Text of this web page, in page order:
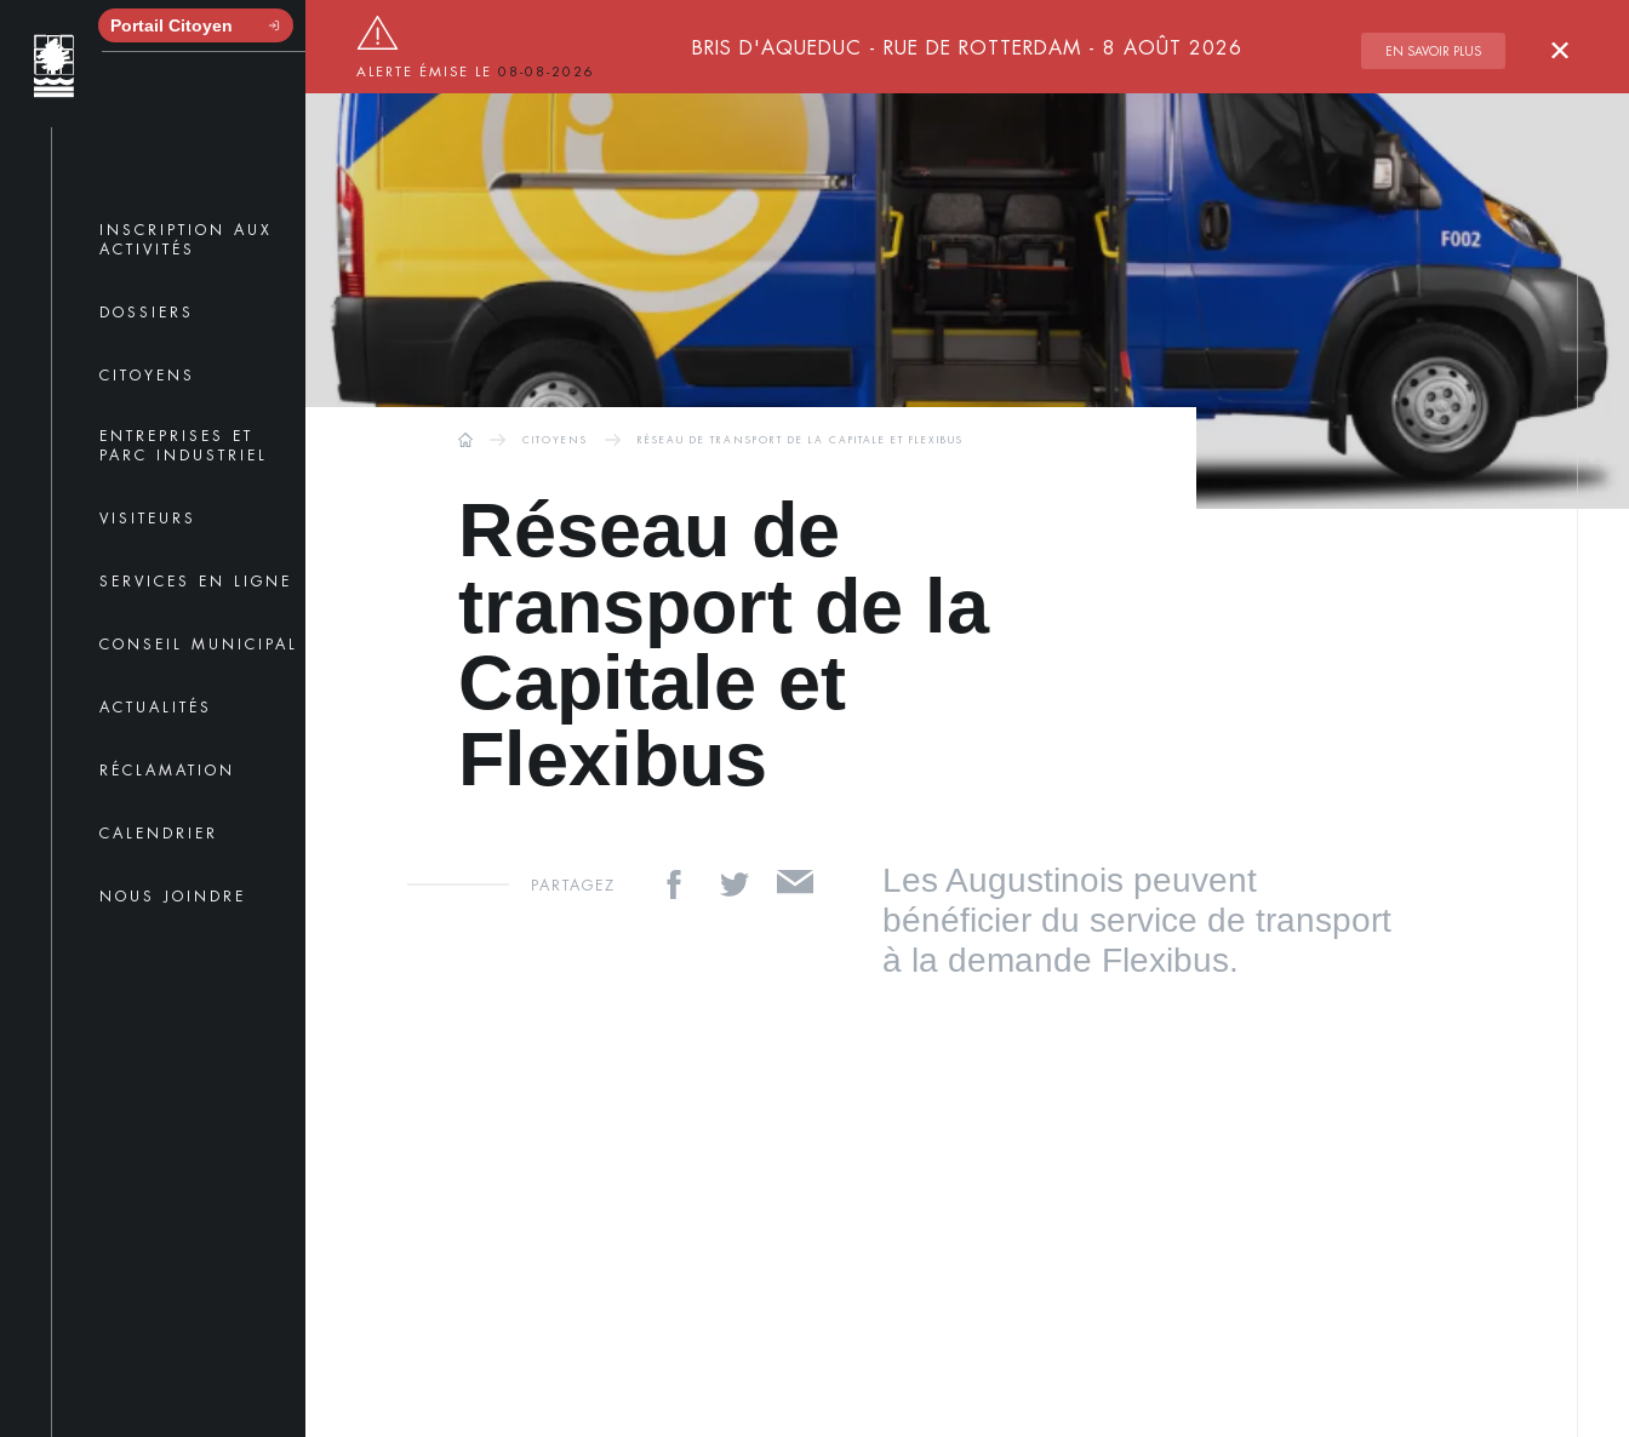
ALERTE ÉMISE LE 08-08-2026
BRIS D'AQUEDUC - RUE DE ROTTERDAM - 8 AOÛT 2026 EN SAVOIR PLUS
Portail Citoyen
INSCRIPTION AUX
ACTIVITÉS
DOSSIERS
CITOYENS
ENTREPRISES ET
PARC INDUSTRIEL
VISITEURS
SERVICES EN LIGNE
CONSEIL MUNICIPAL
ACTUALITÉS
RÉCLAMATION
CALENDRIER
NOUS JOINDRE
CITOYENS RÉSEAU DE TRANSPORT DE LA CAPITALE ET FLEXIBUS
Réseau de
transport de la
Capitale et
Flexibus
PARTAGEZ
Les Augustinois peuvent
bénéficier du service de transport
à la demande Flexibus.